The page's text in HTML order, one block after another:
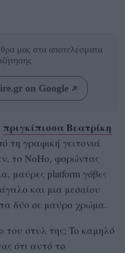
μας στα αποτελέσματα
on Google
πριγκίπισσα Βεατρίκη
τη γραφική γειτονιά
το NoHo, φορώντας
μαύρες platform γόβες
και μια μεσαίου
δύο σε μαύρο χρώμα.
του στυλ της; To καμηλό
ότι αυτό το